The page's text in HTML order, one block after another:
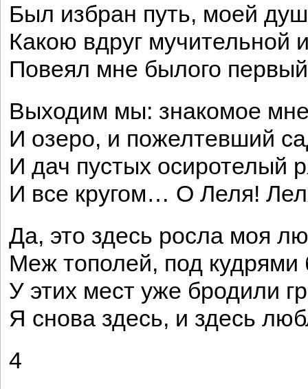
Был избран путь, моей
Какою вдруг мучительной
Повеял мне былого
Выходим мы: знакомое
И озеро, и пожелтевший
И дач пустых осиротелый
И все кругом… О Леля!
Да, это здесь росла моя
Меж тополей, под кудрями
У этих мест уже бродили
Я снова здесь, и здесь
4